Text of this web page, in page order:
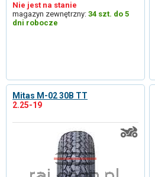
Nie jest na stanie
magazyn zewnętrzny: 34 szt. do 5
dni robocze
Mitas M-02 30B TT
2.25-19